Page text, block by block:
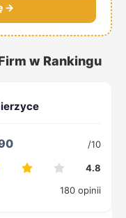
→
w Rankingu
/10
4.8
180 opinii